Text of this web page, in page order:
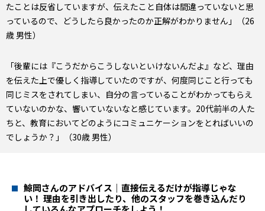
たことは反省していますが、伝えたこと自体は間違っていないと思
っているので、どうしたら良かったのか正解がわかりません」（26
歳 男性）
「後輩には『こうだからこうしないといけないんだよ』など、理由
を伝えた上で優しく指導していたのですが、何度同じこと行っても
同じミスをされてしまい、自分の言っていることがわかってもらえ
ていないのかな、響いていないなと感じています。20代前半の人た
ちと、教育においてどのようにコミュニケーションをとればいいの
でしょうか？」（30歳 男性）
鯨岡さんのアドバイス｜直接伝えるだけが指導じゃな
い！ 理由を引き出したり、他のスタッフを巻き込んだり